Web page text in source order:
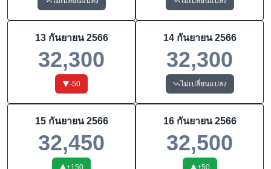
13 กันยายน 2566
32,300
-50
14 กันยายน 2566
32,300
ไม่เปลี่ยนแปลง
15 กันยายน 2566
32,450
+150
16 กันยายน 2566
32,500
+50